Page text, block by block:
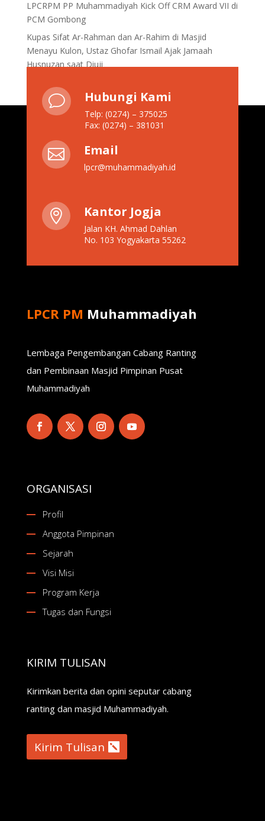
LPCRPM PP Muhammadiyah Kick Off CRM Award VII di
PCM Gombong
Kupas Sifat Ar-Rahman dan Ar-Rahim di Masjid
Menayu Kulon, Ustaz Ghofar Ismail Ajak Jamaah
Husnuzan saat Diuji
v Hubungi Kami
Telp: (0274) – 375025
Fax: (0274) – 381031
 Email
lpcr@muhammadiyah.id
 Kantor Jogja
Jalan KH. Ahmad Dahlan
No. 103 Yogyakarta 55262
LPCR PM Muhammadiyah
Lembaga Pengembangan Cabang Ranting
dan Pembinaan Masjid Pimpinan Pusat
Muhammadiyah
ORGANISASI
Profil
Anggota Pimpinan
Sejarah
Visi Misi
Program Kerja
Tugas dan Fungsi
KIRIM TULISAN
Kirimkan berita dan opini seputar cabang
ranting dan masjid Muhammadiyah.
Kirim Tulisan